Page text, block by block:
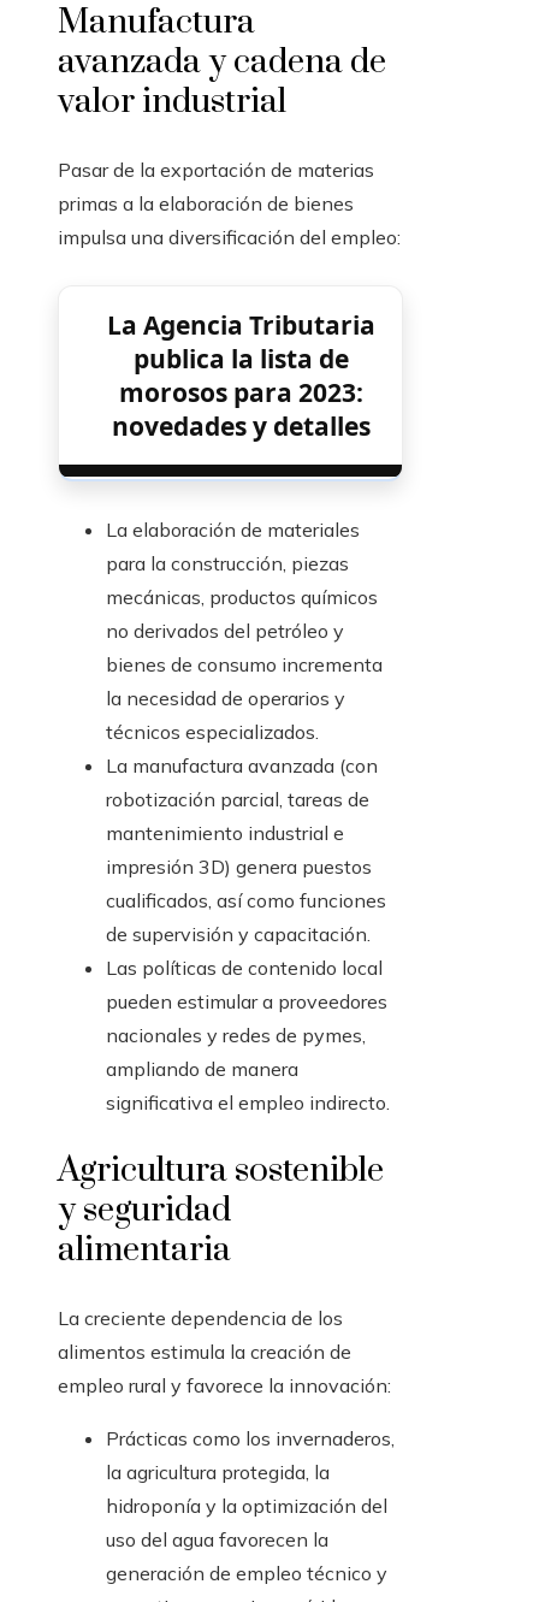
Manufactura
avanzada y cadena de
valor industrial
Pasar de la exportación de materias
primas a la elaboración de bienes
impulsa una diversificación del empleo:
La Agencia Tributaria
publica la lista de
morosos para 2023:
novedades y detalles
La elaboración de materiales
para la construcción, piezas
mecánicas, productos químicos
no derivados del petróleo y
bienes de consumo incrementa
la necesidad de operarios y
técnicos especializados.
La manufactura avanzada (con
robotización parcial, tareas de
mantenimiento industrial e
impresión 3D) genera puestos
cualificados, así como funciones
de supervisión y capacitación.
Las políticas de contenido local
pueden estimular a proveedores
nacionales y redes de pymes,
ampliando de manera
significativa el empleo indirecto.
Agricultura sostenible
y seguridad
alimentaria
La creciente dependencia de los
alimentos estimula la creación de
empleo rural y favorece la innovación:
Prácticas como los invernaderos,
la agricultura protegida, la
hidroponía y la optimización del
uso del agua favorecen la
generación de empleo técnico y